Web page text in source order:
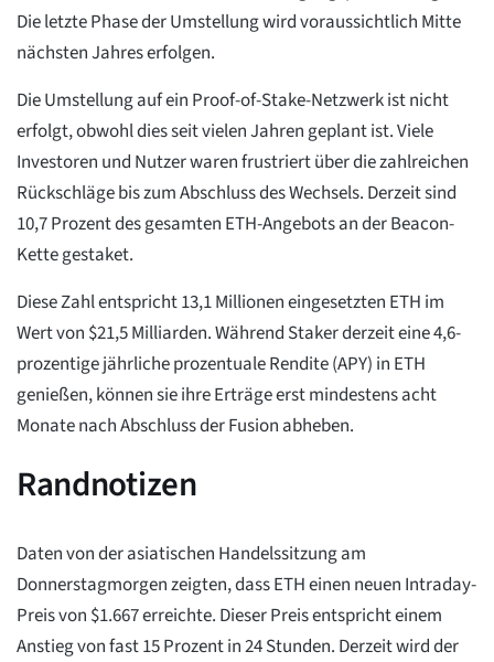
Die letzte Phase der Umstellung wird voraussichtlich Mitte
nächsten Jahres erfolgen.
Die Umstellung auf ein Proof-of-Stake-Netzwerk ist nicht
erfolgt, obwohl dies seit vielen Jahren geplant ist. Viele
Investoren und Nutzer waren frustriert über die zahlreichen
Rückschläge bis zum Abschluss des Wechsels. Derzeit sind
10,7 Prozent des gesamten ETH-Angebots an der Beacon-
Kette gestaket.
Diese Zahl entspricht 13,1 Millionen eingesetzten ETH im
Wert von $21,5 Milliarden. Während Staker derzeit eine 4,6-
prozentige jährliche prozentuale Rendite (APY) in ETH
genießen, können sie ihre Erträge erst mindestens acht
Monate nach Abschluss der Fusion abheben.
Randnotizen
Daten von der asiatischen Handelssitzung am
Donnerstagmorgen zeigten, dass ETH einen neuen Intraday-
Preis von $1.667 erreichte. Dieser Preis entspricht einem
Anstieg von fast 15 Prozent in 24 Stunden. Derzeit wird der